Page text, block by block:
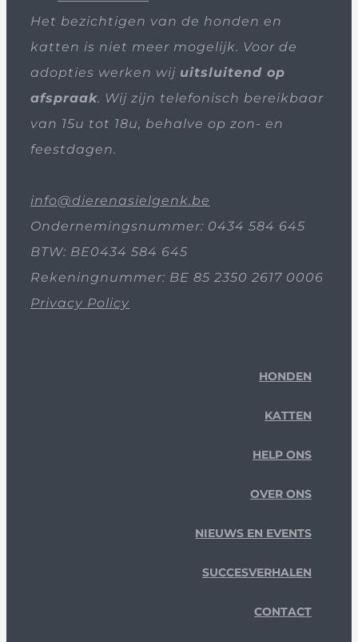
Het bezichtigen van de honden en
katten is niet meer mogelijk. Voor de
adopties werken wij uitsluitend op
afspraak. Wij zijn telefonisch bereikbaar
van 15u tot 18u, behalve op zon- en
feestdagen.
info@dierenasielgenk.be
Ondernemingsnummer: 0434 584 645
BTW: BE0434 584 645
Rekeningnummer: BE 85 2350 2617 0006
Privacy Policy
HONDEN
KATTEN
HELP ONS
OVER ONS
NIEUWS EN EVENTS
SUCCESVERHALEN
CONTACT